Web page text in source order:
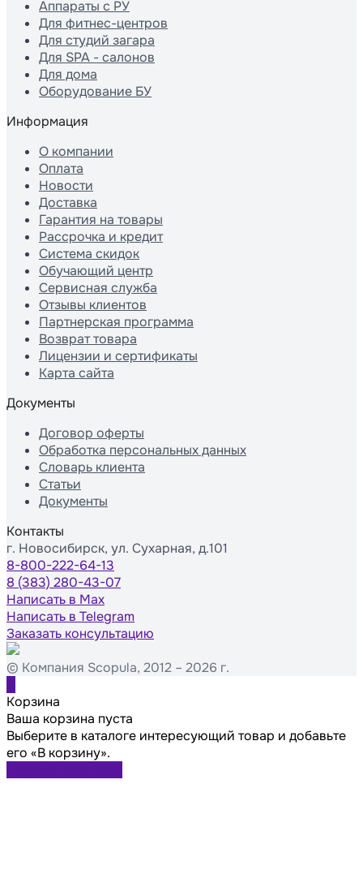
Аппараты с РУ
Для фитнес-центров
Для студий загара
Для SPA - салонов
Для дома
Оборудование БУ
Информация
О компании
Оплата
Новости
Доставка
Гарантия на товары
Рассрочка и кредит
Система скидок
Обучающий центр
Сервисная служба
Отзывы клиентов
Партнерская программа
Возврат товара
Лицензии и сертификаты
Карта сайта
Документы
Договор оферты
Обработка персональных данных
Словарь клиента
Статьи
Документы
Контакты
г. Новосибирск, ул. Сухарная, д.101
8-800-222-64-13
8 (383) 280-43-07
Написать в Max
Написать в Telegram
Заказать консультацию
© Компания Scopula, 2012 – 2026 г.
Корзина
Ваша корзина пуста
Выберите в каталоге интересующий товар и добавьте
его «В корзину».